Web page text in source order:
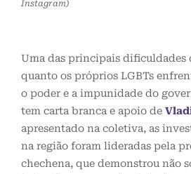
Instagram)
Uma das principais dificuldades
quanto os próprios LGBTs
o poder e a impunidade do
tem carta branca e apoio de
apresentado na coletiva, as
na região foram lideradas pela
chechena, que demonstrou não